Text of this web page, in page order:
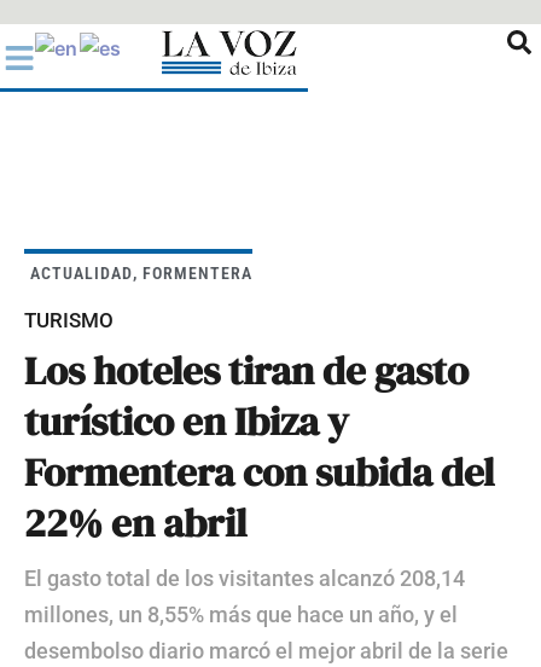
al
contenido
ACTUALIDAD, FORMENTERA
TURISMO
Los hoteles tiran de gasto
turístico en Ibiza y
Formentera con subida del
22% en abril
El gasto total de los visitantes alcanzó 208,14
millones, un 8,55% más que hace un año, y el
desembolso diario marcó el mejor abril de la serie